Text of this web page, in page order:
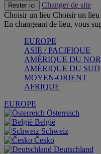
Rester ici
Changer de site
Choisir un lieu Choisir un lieu
En changeant de lieu, vous
EUROPE
ASIE / PACIFIQUE
AMÉRIQUE DU
AMÉRIQUE DU SUD
MOYEN-ORIENT
AFRIQUE
EUROPE
Österreich
België
Schweiz
Česko
Deutschland